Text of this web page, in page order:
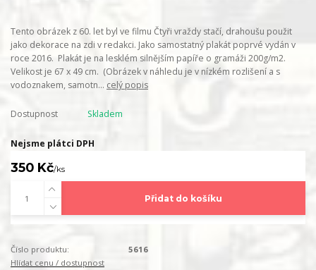
Tento obrázek z 60. let byl ve filmu Čtyři vraždy stačí, drahoušu použit
jako dekorace na zdi v redakci. Jako samostatný plakát poprvé vydán v
roce 2016. Plakát je na lesklém silnějším papíře o gramáži 200g/m2.
Velikost je 67 x 49 cm. (Obrázek v náhledu je v nízkém rozlišení a s
vodoznakem, samotn... celý popis
Dostupnost Skladem
Nejsme plátci DPH
350 Kč/ks
Přidat do košíku
Číslo produktu:
5616
Hlídat cenu / dostupnost